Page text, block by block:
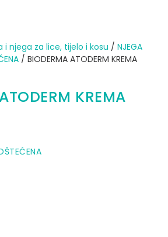
i njega za lice, tijelo i kosu / NJEGA
/ BIODERMA ATODERM KREMA
KREMA